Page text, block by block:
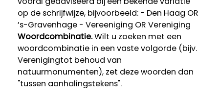
op de schrijfwijze, bijvoorbeeld: - Den Haag OR
’s-Gravenhage - Vereeniging OR Vereniging
Woordcombinatie.Wilt u zoeken met een
woordcombinatie in een vaste volgorde (bijv.
Verenigingtot behoud van
natuurmonumenten), zet deze woorden dan
"tussen aanhalingstekens".